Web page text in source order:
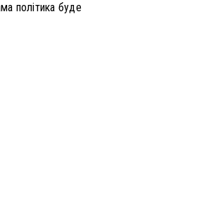
політика буде